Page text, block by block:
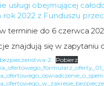
usługi obejmującej
2022 z Funduszu
terminie do 6 czerwca
znajdują się w
2
Pobierz